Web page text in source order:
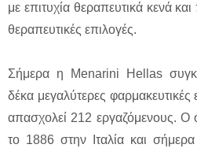
με επιτυχία θεραπευτικά κενά
θεραπευτικές επιλογές.
Σήμερα η Menarini Hellas
δέκα μεγαλύτερες φαρμακευτικές
απασχολεί 212 εργαζόμενους. Ο
το 1886 στην Ιταλία και σήμερα